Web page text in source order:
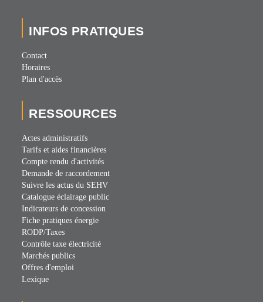
INFOS PRATIQUES
Contact
Horaires
Plan d'accès
RESSOURCES
Actes administratifs
Tarifs et aides financières
Compte rendu d'activités
Demande de raccordement
Suivre les actus du SEHV
Catalogue éclairage public
Indicateurs de concession
Fiche pratiques énergie
RODP/Taxes
Contrôle taxe électricité
Marchés publics
Offres d'emploi
Lexique